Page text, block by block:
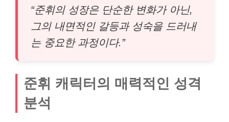
“준휘의 성장은 단순한 변화가 아닌,
그의 내면적인 갈등과 성숙을 드러내
는 중요한 과정이다.”
준휘 캐릭터의 매력적인 성격
분석